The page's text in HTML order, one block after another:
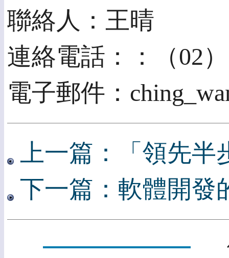
聯絡人：王晴
連絡電話：：（02
電子郵件：
上一篇：「領先半
下一篇：軟體開發